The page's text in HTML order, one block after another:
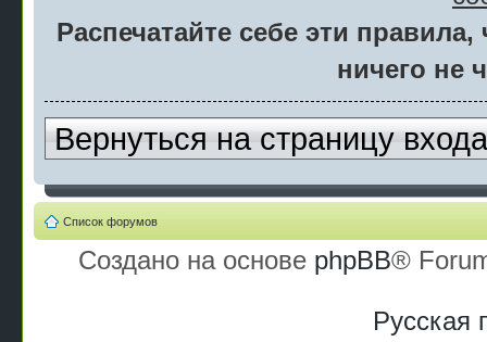
Распечатайте себе эти
ничего не
Вернуться на страницу входа
Список форумов
Создано на основе phpBB®
Русская